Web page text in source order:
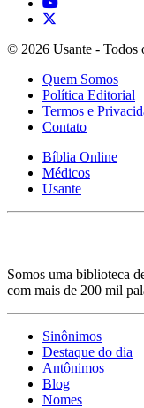
© 2026 Usante - Todos
Quem Somos
Política Editorial
Termos e
Contato
Bíblia Online
Médicos
Usante
Somos uma biblioteca
com mais de 200 mil
Sinônimos
Destaque do dia
Antônimos
Blog
Nomes